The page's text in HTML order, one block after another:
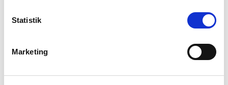
Statistik
Marketing